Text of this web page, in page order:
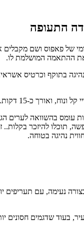
התעופה
של פאפוס ושם
ההתאמה המושלמת לו.
אתכם ישירות אל הפאר ההיסטורי והחופי של העיר.
עומס בהשוואה לערים
נהיגה בטוחה.
בעוד שדגמים